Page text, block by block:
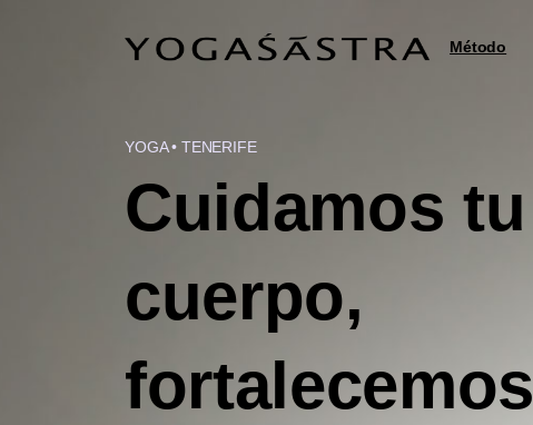
Método
YOGA • TENERIFE
Cuidamos tu
cuerpo,
fortalecemos